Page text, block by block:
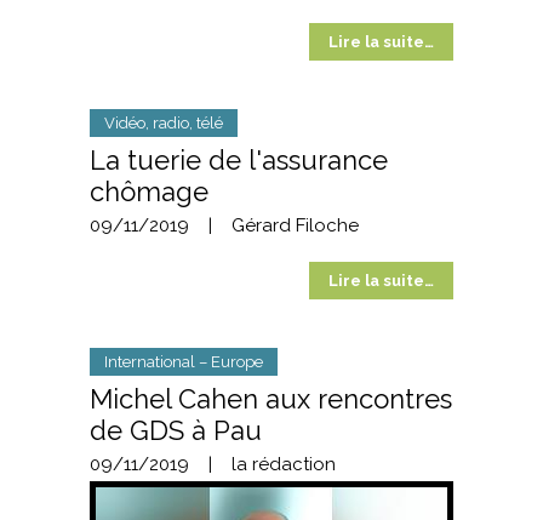
Lire la suite…
Vidéo, radio, télé
La tuerie de l'assurance
chômage
09/11/2019 | Gérard Filoche
Lire la suite…
International – Europe
Michel Cahen aux rencontres
de GDS à Pau
09/11/2019 | la rédaction